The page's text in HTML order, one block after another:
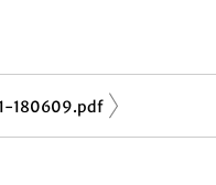
180609.pdf